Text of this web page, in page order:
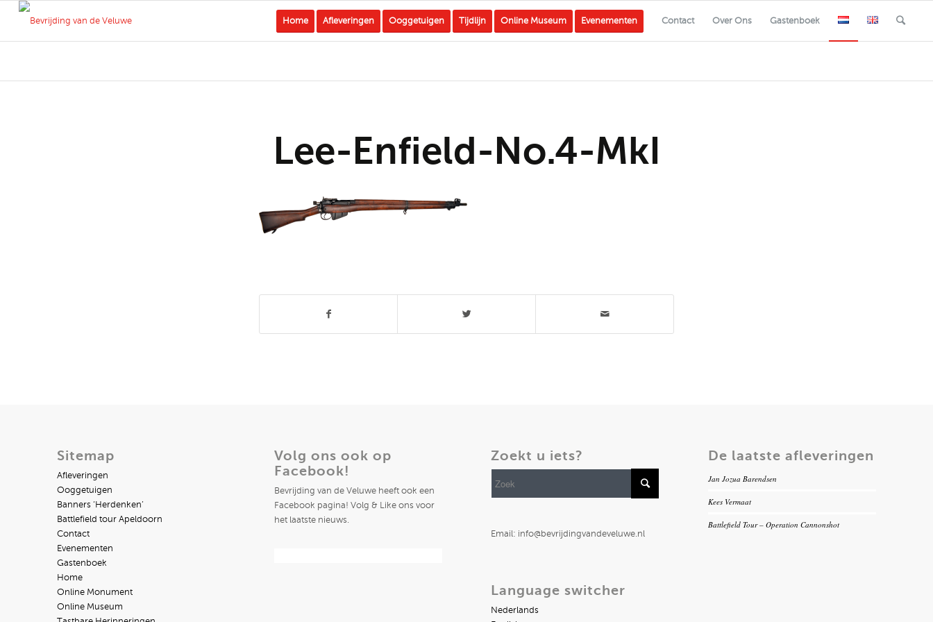
Home Afleveringen Ooggetuigen Tijdlijn Online Museum Evenementen Contact Over Ons Gastenboek
Lee-Enfield-No.4-MkI
Sitemap
Afleveringen
Ooggetuigen
Banners ‘Herdenken’
Battlefield tour Apeldoorn
Contact
Evenementen
Gastenboek
Home
Online Monument
Online Museum
Volg ons ook op
Facebook!
Bevrijding van de Veluwe heeft ook een
Facebook pagina! Volg & Like ons voor
het laatste nieuws.
Zoekt u iets?
Email: info@bevrijdingvandeveluwe.nl
Language switcher
Nederlands
De laatste afleveringen
Jan Jozua Barendsen
Kees Vermaat
Battlefield Tour – Operation Cannonshot